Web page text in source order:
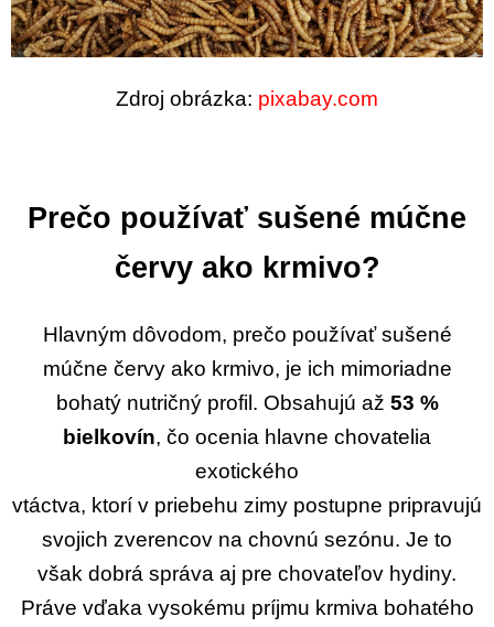
Zdroj obrázka: pixabay.com
Prečo používať sušené múčne
červy ako krmivo?
Hlavným dôvodom, prečo používať sušené
múčne červy ako krmivo, je ich mimoriadne
bohatý nutričný profil. Obsahujú až 53 %
bielkovín, čo ocenia hlavne chovatelia
exotického
vtáctva, ktorí v priebehu zimy postupne pripravujú
svojich zverencov na chovnú sezónu. Je to
však dobrá správa aj pre chovateľov hydiny.
Práve vďaka vysokému príjmu krmiva bohatého